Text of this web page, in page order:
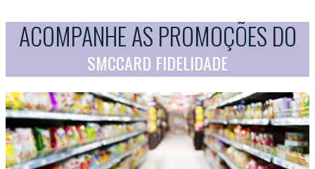
ACOMPANHE AS PROMOÇÕES DO
SMCCARD FIDELIDADE